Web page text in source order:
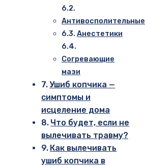
Антивосполительные
Анестетики
Согревающие
мази
Ушиб копчика —
симптомы и
исцеление дома
Что будет, если не
вылечивать травму?
Как вылечивать
ушиб копчика в